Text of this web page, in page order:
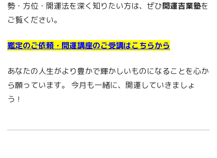
勢・方位・開運法を深く知りたい方は、ぜひ開運吉業塾を
ご覧ください。
鑑定のご依頼・開運講座のご受講はこちらから
あなたの人生がより豊かで輝かしいものになることを心か
ら願っています。 今月も一緒に、開運していきましょ
う！